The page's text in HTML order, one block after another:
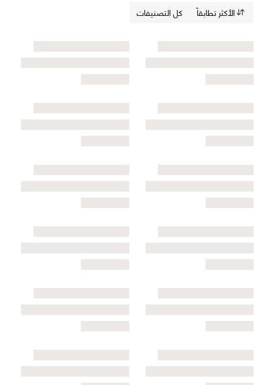
الأكثر تطابقاً كل التصنيفات